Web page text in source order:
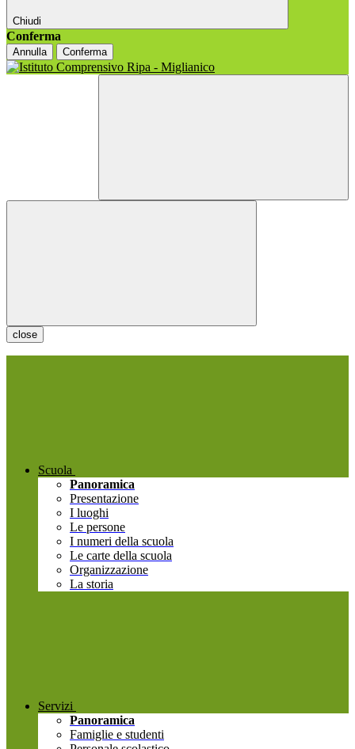
Chiudi
Conferma
Annulla Conferma
close
Scuola
Panoramica
Presentazione
I luoghi
Le persone
I numeri della scuola
Le carte della scuola
Organizzazione
La storia
Servizi
Panoramica
Famiglie e studenti